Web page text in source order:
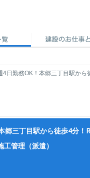
4日勤務OK！本郷三丁目駅か
郷三丁目駅から徒歩4分！
管理（派遣）